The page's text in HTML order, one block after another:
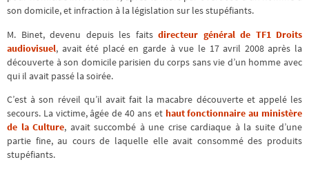
son domicile, et infraction à la législation sur les stupéfiants.
M. Binet, devenu depuis les faits directeur général de TF1 Droits
audiovisuel, avait été placé en garde à vue le 17 avril 2008 après la
découverte à son domicile parisien du corps sans vie d’un homme avec
qui il avait passé la soirée.
C’est à son réveil qu’il avait fait la macabre découverte et appelé les
secours. La victime, âgée de 40 ans et haut fonctionnaire au ministère
de la Culture, avait succombé à une crise cardiaque à la suite d’une
partie fine, au cours de laquelle elle avait consommé des produits
stupéfiants.